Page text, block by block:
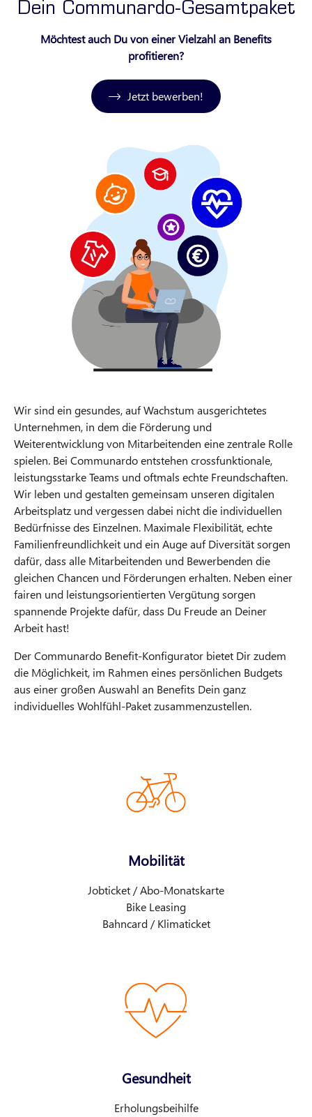
Dein Communardo-Gesamtpaket
Möchtest auch Du von einer Vielzahl an Benefits
profitieren?
Jetzt bewerben!
Wir sind ein gesundes, auf Wachstum ausgerichtetes
Unternehmen, in dem die Förderung und
Weiterentwicklung von Mitarbeitenden eine zentrale Rolle
spielen. Bei Communardo entstehen crossfunktionale,
leistungsstarke Teams und oftmals echte Freundschaften.
Wir leben und gestalten gemeinsam unseren digitalen
Arbeitsplatz und vergessen dabei nicht die individuellen
Bedürfnisse des Einzelnen. Maximale Flexibilität, echte
Familienfreundlichkeit und ein Auge auf Diversität sorgen
dafür, dass alle Mitarbeitenden und Bewerbenden die
gleichen Chancen und Förderungen erhalten. Neben einer
fairen und leistungsorientierten Vergütung sorgen
spannende Projekte dafür, dass Du Freude an Deiner
Arbeit hast!
Der Communardo Benefit-Konfigurator bietet Dir zudem
die Möglichkeit, im Rahmen eines persönlichen Budgets
aus einer großen Auswahl an Benefits Dein ganz
individuelles Wohlfühl-Paket zusammenzustellen.
Mobilität
Jobticket / Abo-Monatskarte
Bike Leasing
Bahncard / Klimaticket
Gesundheit
Erholungsbeihilfe